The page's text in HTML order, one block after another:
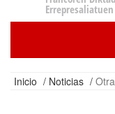
Inicio / Noticias /